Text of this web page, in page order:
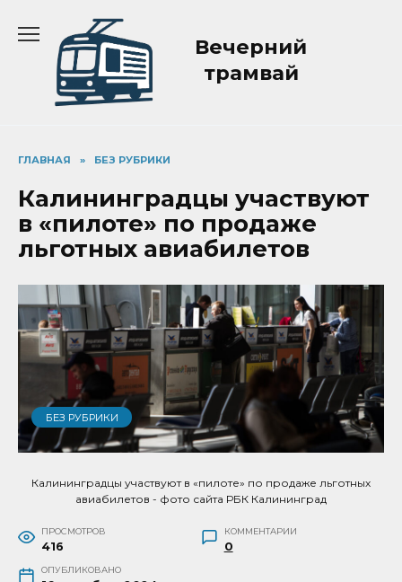
содержанию
Вечерний
трамвай
ГЛАВНАЯ » БЕЗ РУБРИКИ
Калининградцы участвуют
в «пилоте» по продаже
льготных авиабилетов
БЕЗ РУБРИКИ
Калининградцы участвуют в «пилоте» по продаже льготных
авиабилетов - фото сайта РБК Калининград
ПРОСМОТРОВ
416
КОММЕНТАРИИ
0
ОПУБЛИКОВАНО